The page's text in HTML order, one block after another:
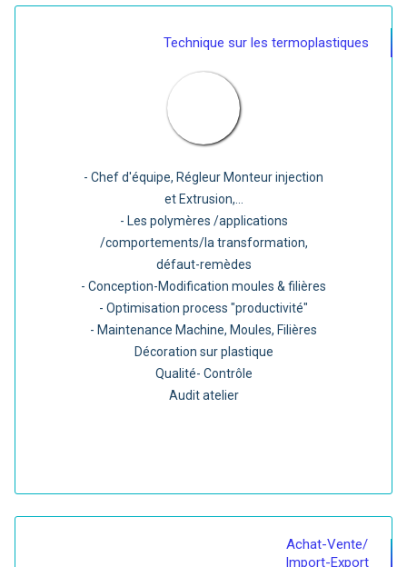
- Chef d'équipe, Régleur Monteur injection
et Extrusion,...
- Les polymères /applications
/comportements/la transformation,
défaut-remèdes
- Conception-Modification moules & filières
- Optimisation process "productivité"
- Maintenance Machine, Moules, Filières
Décoration sur plastique
Qualité- Contrôle
Audit atelier
Technique sur les termoplastiques
Achat-Vente/
Import-Export